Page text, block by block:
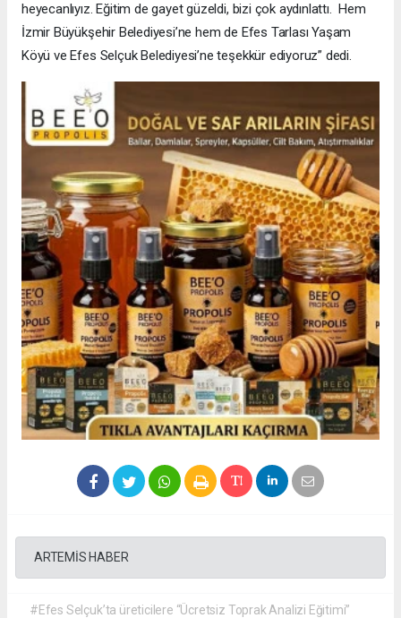
heyecanlıyız. Eğitim de gayet güzeldi, bizi çok aydınlattı. Hem
İzmir Büyükşehir Belediyesi’ne hem de Efes Tarlası Yaşam
Köyü ve Efes Selçuk Belediyesi’ne teşekkür ediyoruz” dedi.
ARTEMİS HABER
#Efes Selçuk’ta üreticilere “Ücretsiz Toprak Analizi Eğitimi”